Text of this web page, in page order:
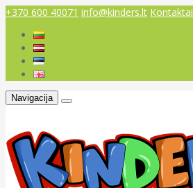
+370 600 40071 info@kinders.lt Kontaktai
Navigacija